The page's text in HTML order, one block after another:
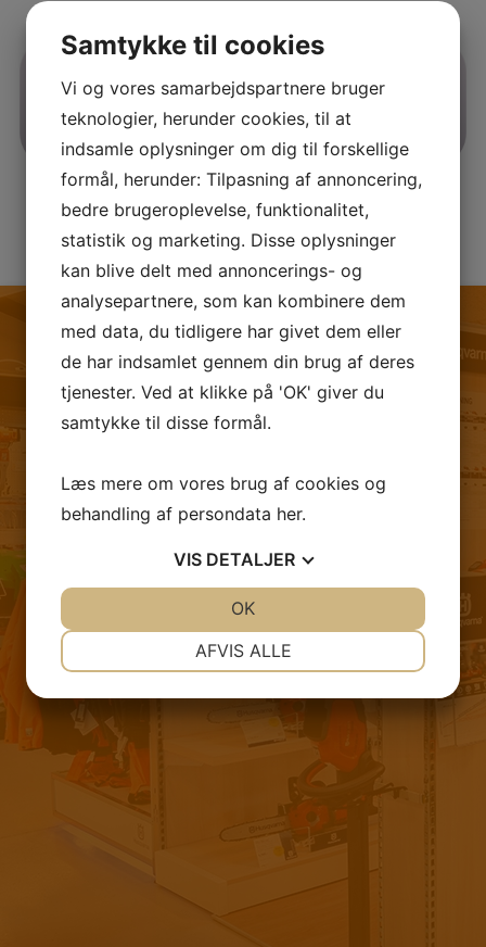
FØLG OS PÅ FACEBOOK
Samtykke til cookies
Vi og vores samarbejdspartnere bruger
teknologier, herunder cookies, til at
indsamle oplysninger om dig til forskellige
formål, herunder: Tilpasning af annoncering,
bedre brugeroplevelse, funktionalitet,
statistik og marketing. Disse oplysninger
kan blive delt med annoncerings- og
analysepartnere, som kan kombinere dem
med data, du tidligere har givet dem eller
de har indsamlet gennem din brug af deres
tjenester. Ved at klikke på 'OK' giver du
samtykke til disse formål.
Læs mere om vores brug af cookies og
behandling af persondata her.
VIS DETALJER
MARKETING STATISTIK
AFVIS ALLE
OK